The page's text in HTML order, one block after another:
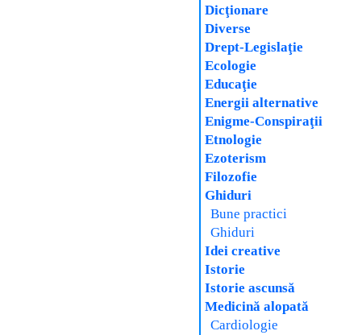
Dicţionare
Diverse
Drept-Legislaţie
Ecologie
Educaţie
Energii alternative
Enigme-Conspiraţii
Etnologie
Ezoterism
Filozofie
Ghiduri
Bune practici
Ghiduri
Idei creative
Istorie
Istorie ascunsă
Medicină alopată
Cardiologie